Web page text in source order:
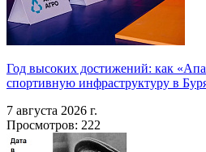
Год высоких достижений: как
спортивную инфраструктуру в
7 августа 2026 г.
Просмотров: 222